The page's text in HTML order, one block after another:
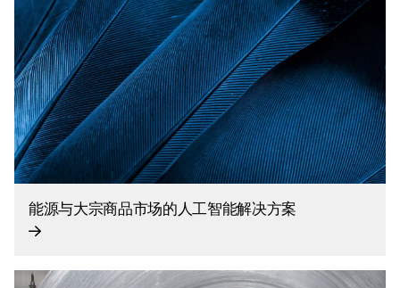
能源与大宗商品市场的人工智能解决方案